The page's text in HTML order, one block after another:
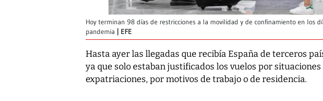
Hoy terminan 98 días de restricciones a la movilidad y de confinamiento en los
pandemia
EFE
Hasta ayer las llegadas que recibía España de terceros
ya que solo estaban justificados los vuelos por situaciones
expatriaciones, por motivos de trabajo o de residencia.